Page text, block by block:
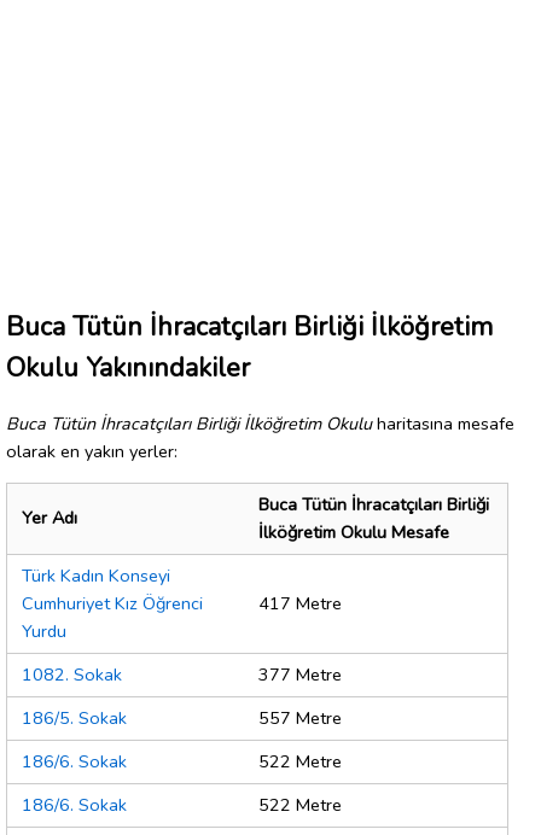
Buca Tütün İhracatçıları Birliği İlköğretim
Okulu Yakınındakiler
Buca Tütün İhracatçıları Birliği İlköğretim Okuluharitasına mesafe
olarak en yakın yerler:
Yer Adı
Buca Tütün İhracatçıları Birliği
İlköğretim Okulu Mesafe
Türk Kadın Konseyi
Cumhuriyet Kız Öğrenci
Yurdu
417 Metre
1082. Sokak
377 Metre
186/5. Sokak
557 Metre
186/6. Sokak
522 Metre
186/6. Sokak
522 Metre